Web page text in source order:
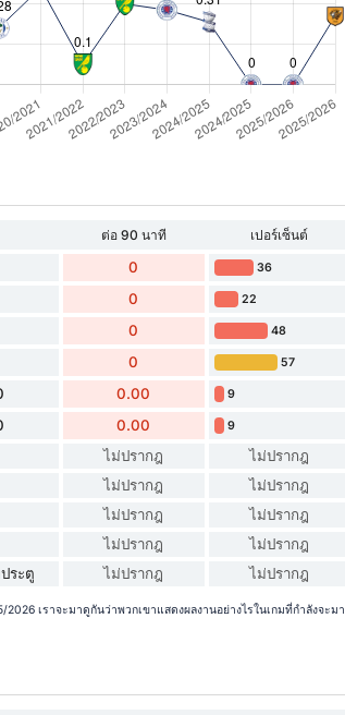
ต่อ 90 นาที
เปอร์เซ็นต์
0 36
0 22
0 48
0 57
0.00 9
0.00 9
ไม่ปรากฎ ไม่ปรากฎ
ไม่ปรากฎ ไม่ปรากฎ
ไม่ปรากฎ ไม่ปรากฎ
ไม่ปรากฎ ไม่ปรากฎ
ระตู ไม่ปรากฎ ไม่ปรากฎ
เราจะมาดูกันว่าพวกเขาแสดงผลงานอย่างไรในเกมที่กำลังจะมา